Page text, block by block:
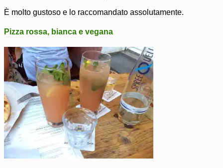
È molto gustoso e lo raccomandato assolutamente.
Pizza rossa, bianca e vegana